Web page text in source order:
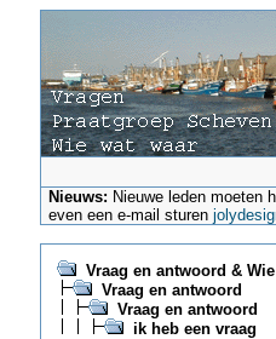
Nieuws: Nieuwe leden moeten
even een e-mail sturen
Vraag en antwoord &
Vraag en antwoord
Vraag en antwoord
ik heb een vraag